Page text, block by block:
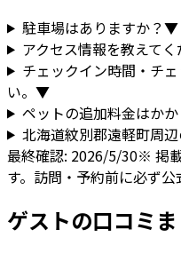
駐車場はありますか？▼
アクセス情報を教えてく
チェックイン時間・チ
い。 ▼
ペットの追加料金はか
北海道紋別郡遠軽町周
最終確認: 2026/5/30※ 掲
す。訪問・予約前に必ず公
ゲストの口コミ